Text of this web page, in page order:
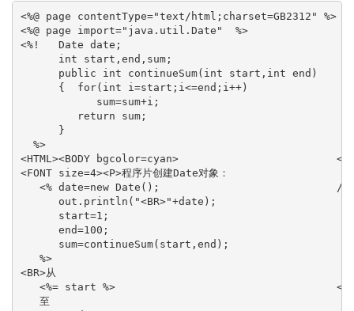
<%@ page contentType="text/html;charset=GB2312" %>
<%@ page import="java.util.Date"  %>
<%!   Date date;                                   // 数
      int start,end,sum;
public int continueSum(int start,int end)    //
      {  for(int i=start;i<=end;i++)
            sum=sum+i;
         return sum;
      }
  %>
<HTML><BODY bgcolor=cyan>
<FONT size=4><P>程序片创建Date对象：
<% date=new Date();                            //
      out.println("<BR>"+date);
      start=1;
      end=100;
      sum=continueSum(start,end);
   %>
<BR>从
<%= start %>
   至